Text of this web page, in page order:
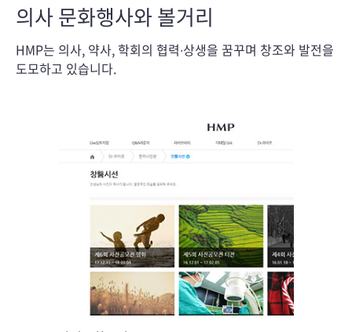
의사 문화행사와 볼거리
HMP는 의사, 약사, 학회의 협력∙상생을 꿈꾸며 창조와 발전을
도모하고 있습니다.